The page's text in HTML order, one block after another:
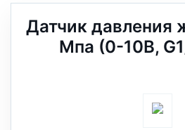
Датчик давления
Мпа (0-10В,